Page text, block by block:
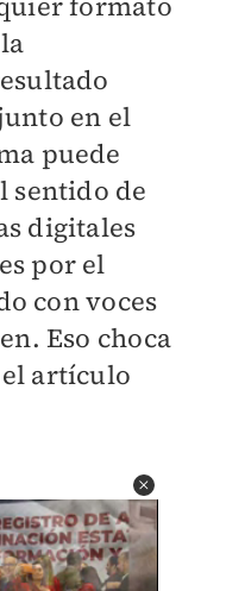
en el
puede
sentido de
digitales
por el
con voces
Eso choca
artículo